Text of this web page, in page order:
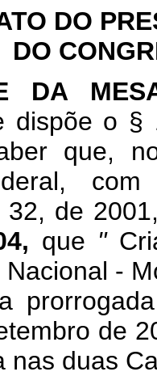
DO
DO
DA
dispõe o §
que,
32, de
que "
Nacional -
de
nas duas